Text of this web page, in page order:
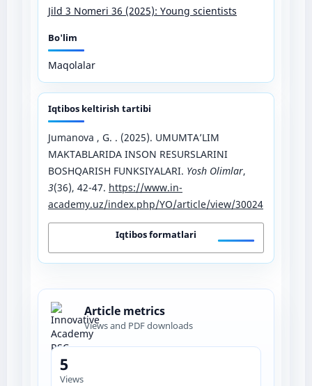
Jild 3 Nomeri 36 (2025): Young scientists
Bo'lim
Maqolalar
Iqtibos keltirish tartibi
Jumanova , G. . (2025). UMUMTA’LIM
MAKTABLARIDA INSON RESURSLARINI
BOSHQARISH FUNKSIYALARI. Yosh Olimlar,
3(36), 42-47. https://www.in-
academy.uz/index.php/YO/article/view/30024
Iqtibos formatlari
Article metrics
Views and PDF downloads
5
Views